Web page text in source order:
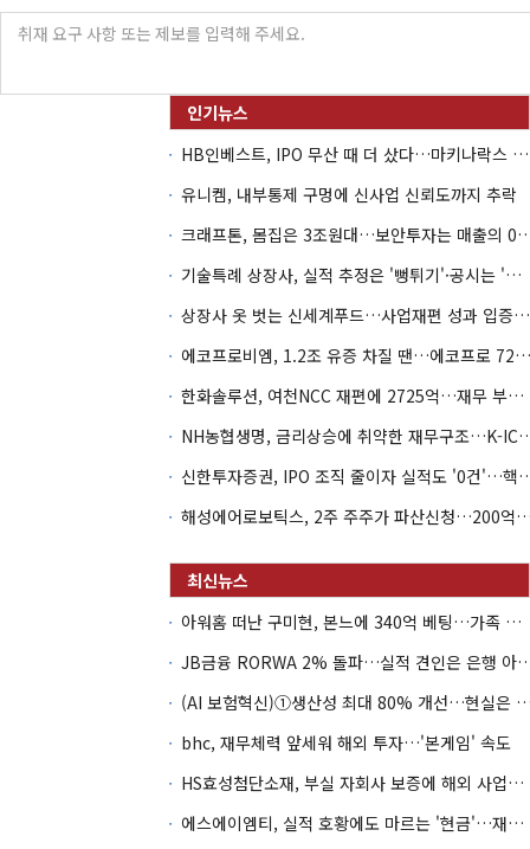
HB인베스트, IPO 무산 때 더 샀다…마키나락스 투자 2.7배 회수
유니켐, 내부통제 구멍에 신사업 신뢰도까지 추락
크래프톤, 몸집은 3조원대…
기술특례 상장사, 실적 추정은 '뻥튀기'·공시는 '누락'
상장사 옷 벗는 신세계푸드…사업재편 성과 입증할까
에코프로비엠, 1.2조 유증 차질 땐…에코프로 7270억 '독박'
한화솔루션, 여천NCC 재편에 2725억…재무 부담 커지나
NH농협생명, 금리상승에 취
신한투자증권, IPO 조직 줄
해성에어로보틱스, 2주 주주가 파산
아워홈 떠난 구미현, 본느에 340억 베팅…가족 지배체제 구축
JB금융 RORWA 2% 돌파…실
(AI 보험혁신)①생산성 최대 80%
bhc, 재무체력 앞세워 해외 투자…'본게임' 속도
HS효성첨단소재, 부실 자회사 보증에 해외 사업까지…부담 '가중'
에스에이엠티, 실적 호황에도 마르는 '현금'…재고·달러빚 부담 확대